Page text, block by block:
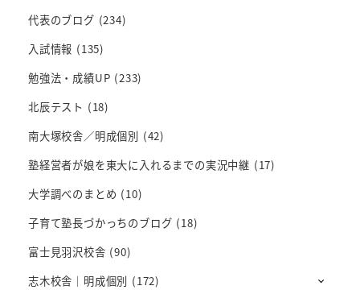
代表のブログ (234)
入試情報 (135)
勉強法・成績UP (233)
北辰テスト (18)
南大塚校舎／明成個別 (42)
塾経営者が娘を東大に入れるまでの実況中継 (17)
大学調べのまとめ (10)
子育て塾長づかっちのブログ (18)
富士見羽沢校舎 (90)
志木校舎｜明成個別 (172)